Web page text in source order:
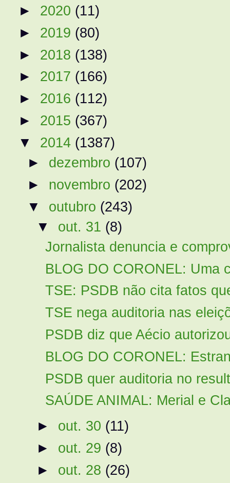
► 2020 (11)
► 2019 (80)
► 2018 (138)
► 2017 (166)
► 2016 (112)
► 2015 (367)
▼ 2014 (1387)
► dezembro (107)
► novembro (202)
▼ outubro (243)
▼ out. 31 (8)
Jornalista denuncia e
BLOG DO CORONEL: Uma
TSE: PSDB não cita fatos
TSE nega auditoria nas
PSDB diz que Aécio
BLOG DO CORONEL:
PSDB quer auditoria no
SAÚDE ANIMAL: Merial e
► out. 30 (11)
► out. 29 (8)
► out. 28 (26)